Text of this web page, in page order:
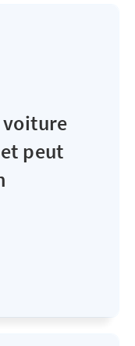
voiture
peut